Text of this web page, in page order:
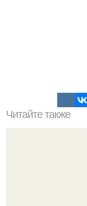
Читайте также